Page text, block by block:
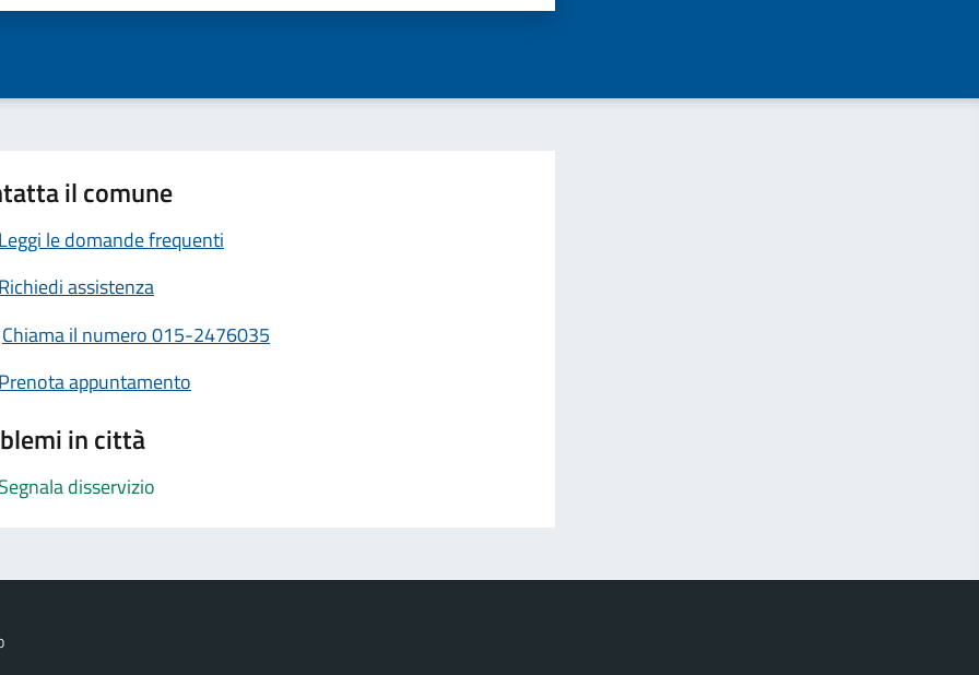
il comune
Leggi le domande frequenti
Richiedi assistenza
Chiama il numero 015-2476035
Prenota appuntamento
in città
Segnala disservizio